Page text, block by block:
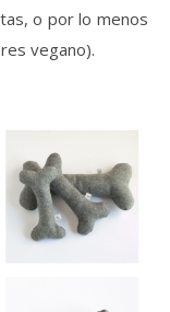
o por lo menos
vegano).